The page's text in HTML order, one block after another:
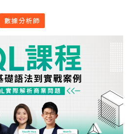
數據分析師